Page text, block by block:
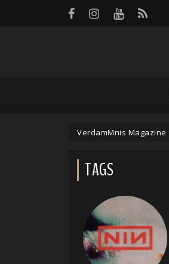
VerdamMnis Magazine
TAGS
Panneau de gestion des cookies